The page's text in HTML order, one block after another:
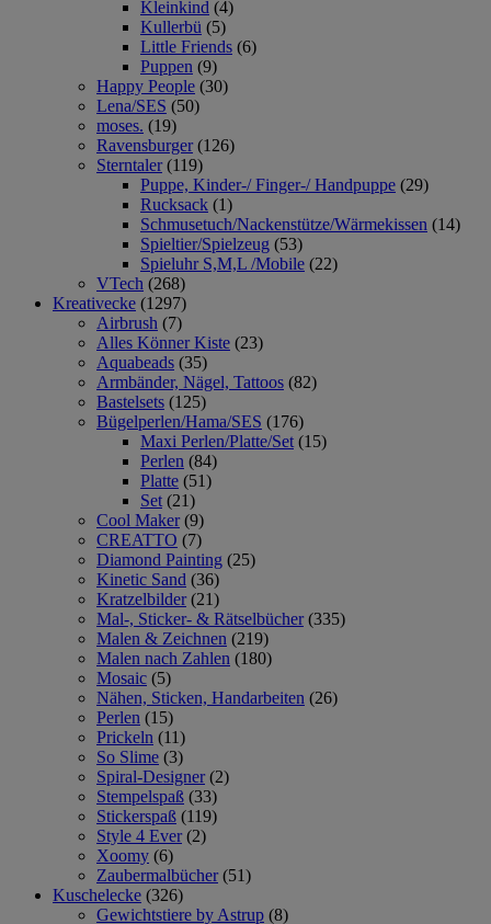
Kleinkind (4)
Kullerbü (5)
Little Friends (6)
Puppen (9)
Happy People (30)
Lena/SES (50)
moses. (19)
Ravensburger (126)
Sterntaler (119)
Puppe, Kinder-/ Finger-/ Handpuppe (29)
Rucksack (1)
Schmusetuch/Nackenstütze/Wärmekissen (14)
Spieltier/Spielzeug (53)
Spieluhr S,M,L /Mobile (22)
VTech (268)
Kreativecke (1297)
Airbrush (7)
Alles Könner Kiste (23)
Aquabeads (35)
Armbänder, Nägel, Tattoos (82)
Bastelsets (125)
Bügelperlen/Hama/SES (176)
Maxi Perlen/Platte/Set (15)
Perlen (84)
Platte (51)
Set (21)
Cool Maker (9)
CREATTO (7)
Diamond Painting (25)
Kinetic Sand (36)
Kratzelbilder (21)
Mal-, Sticker- & Rätselbücher (335)
Malen & Zeichnen (219)
Malen nach Zahlen (180)
Mosaic (5)
Nähen, Sticken, Handarbeiten (26)
Perlen (15)
Prickeln (11)
So Slime (3)
Spiral-Designer (2)
Stempelspaß (33)
Stickerspaß (119)
Style 4 Ever (2)
Xoomy (6)
Zaubermalbücher (51)
Kuschelecke (326)
Gewichtstiere by Astrup (8)